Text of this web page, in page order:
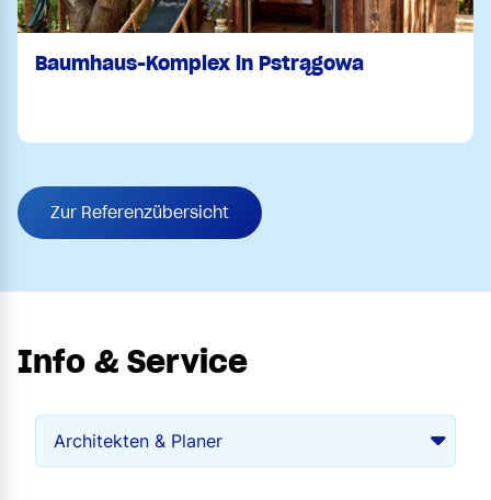
Baumhaus-Komplex in Pstrągowa
Zur Referenzübersicht
Info & Service